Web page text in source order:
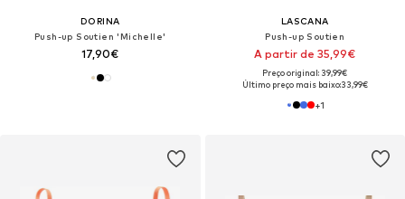
DORINA
Push-up Soutien 'Michelle'
17,90€
LASCANA
Push-up Soutien
A partir de 35,99€
Preço original: 39,99€
Último preço mais baixo:33,99€
+1